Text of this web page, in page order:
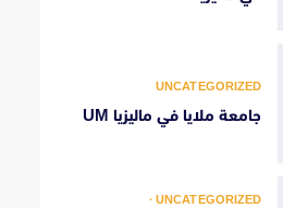
UNCATEGORIZED
جامعة ملايا في ماليزيا UM
UNCATEGORIZED